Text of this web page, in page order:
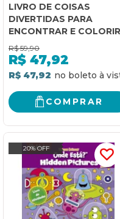
LIVRO DE COISAS
DIVERTIDAS PARA
ENCONTRAR E
LIVRO 1: E MUITOS
OUTROS PASSATEMPOS
R$ 59,90
R$ 47,92
R$ 47,92
COMPRAR
20% OFF